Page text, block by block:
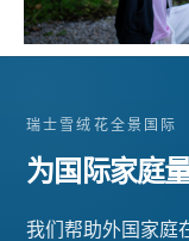
瑞士雪绒花全景国际
为国际家庭
我们帮助外国家庭